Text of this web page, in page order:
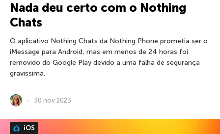
Nada deu certo com o Nothing
Chats
O aplicativo Nothing Chats da Nothing Phone prometia ser o
iMessage para Android, mas em menos de 24 horas foi
removido do Google Play devido a uma falha de segurança
gravíssima.
30 nov 2023
iOS